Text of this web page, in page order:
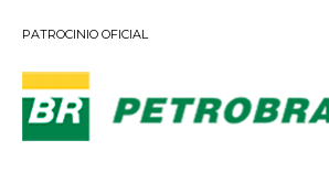
PATROCINIO OFICIAL